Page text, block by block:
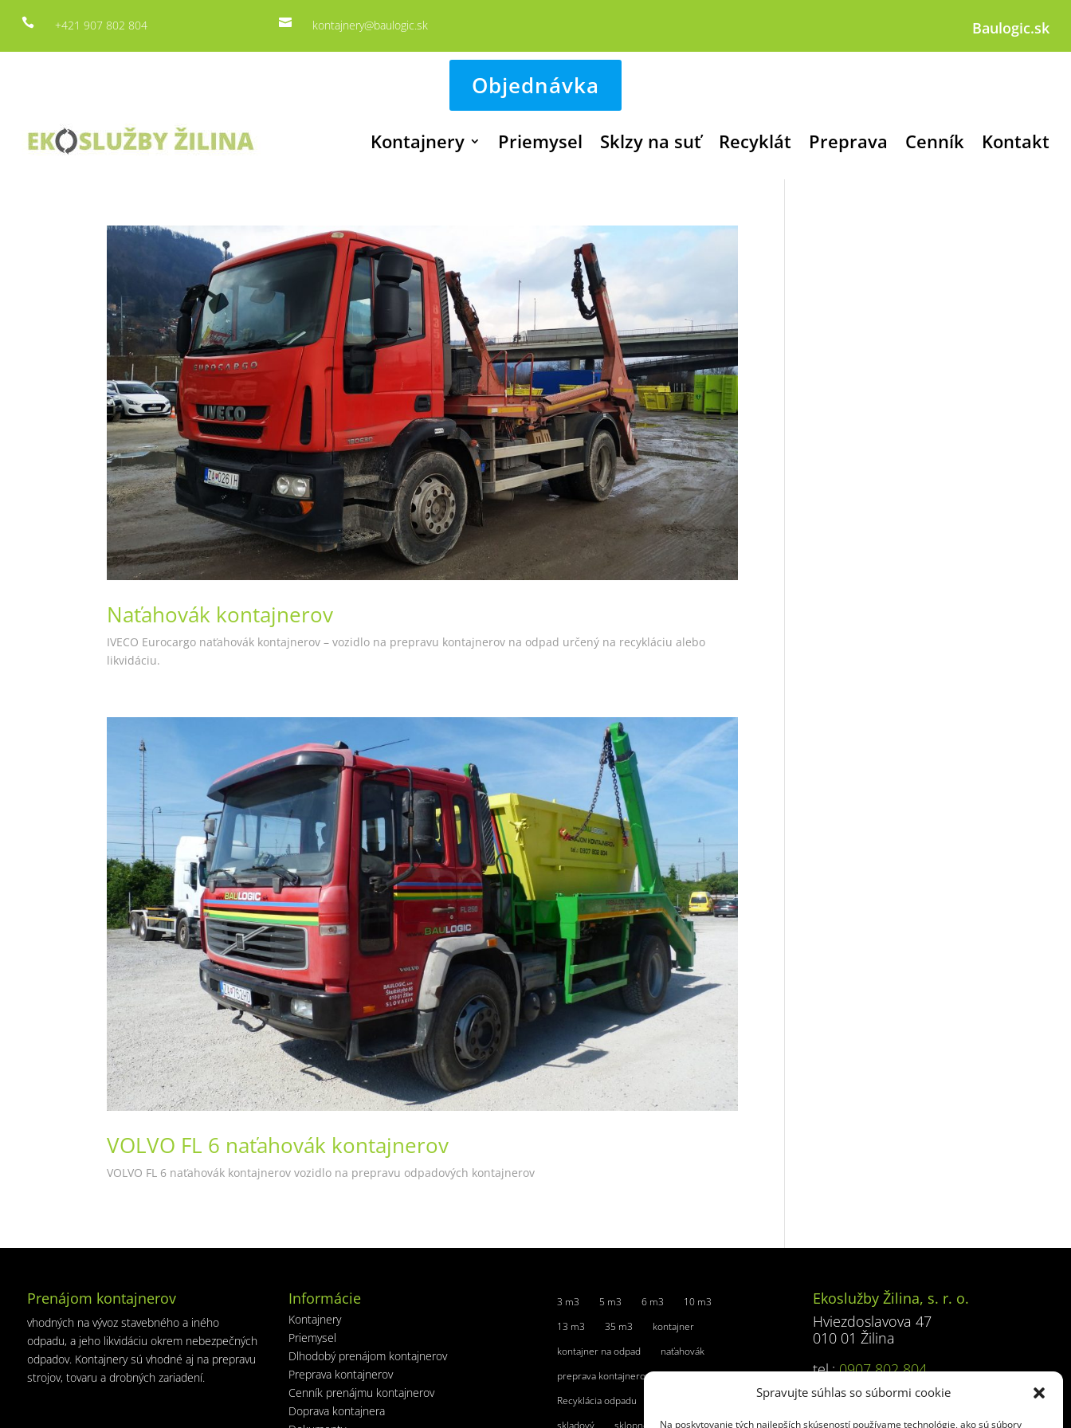
Spravujte súhlas so súbormi cookie
Na poskytovanie tých najlepších skúseností používame technológie, ako sú súbory
 +421 907 802 804  kontajnery@baulogic.sk Baulogic.sk
Objednávka
Kontajnery Priemysel Sklzy na suť Recyklát Preprava Cenník Kontakt
Naťahovák kontajnerov
IVECO Eurocargo naťahovák kontajnerov – vozidlo na prepravu kontajnerov na odpad určený na recykláciu alebo
likvidáciu.
VOLVO FL 6 naťahovák kontajnerov
VOLVO FL 6 naťahovák kontajnerov vozidlo na prepravu odpadových kontajnerov
Prenájom kontajnerov
vhodných na vývoz stavebného a iného
odpadu, a jeho likvidáciu okrem nebezpečných
odpadov. Kontajnery sú vhodné aj na prepravu
strojov, tovaru a drobných zariadení.
Informácie
Kontajnery
Priemysel
Dlhodobý prenájom kontajnerov
Preprava kontajnerov
Cenník prenájmu kontajnerov
Doprava kontajnera
3 m3 5 m3 6 m3
10 m3
13 m3
35 m3
kontajner
kontajner na odpad
naťahovák
preprava kontajnerov
Recyklácia odpadu
Ekoslužby Žilina, s. r. o.
Hviezdoslavova 47
010 01 Žilina
tel.:0907 802 804
e-mail:kontajnery@baulogic.sk